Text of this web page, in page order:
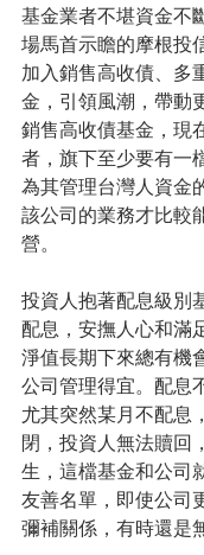
基金業者不堪資金不
場馬首示瞻的摩根投
加入銷售高收債、多
金，引領風潮，帶動
銷售高收債基金，現
者，旗下至少要有一
為其管理台灣人資金
該公司的業務才比較
營。
投資人抱著配息級別
配息，安撫人心和滿
淨值長期下來總有機
公司管理得宜。配息
尤其突然某月不配息
閉，投資人無法贖回
生，這檔基金和公司
友善名單，即使公司
彌補關係，有時還是